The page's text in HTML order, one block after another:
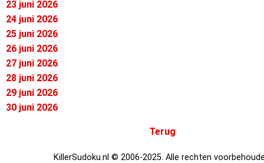
23 juni 2026
24 juni 2026
25 juni 2026
26 juni 2026
27 juni 2026
28 juni 2026
29 juni 2026
30 juni 2026
Terug
KillerSudoku.nl © 2006-2025. Alle rechten